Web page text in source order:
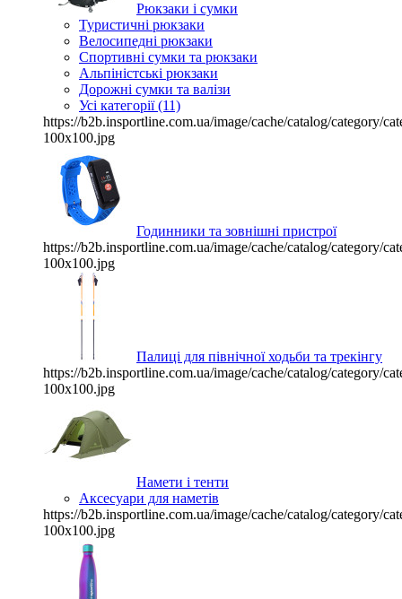
Рюкзаки і сумки
Туристичні рюкзаки
Велосипедні рюкзаки
Спортивні сумки та рюкзаки
Альпіністські рюкзаки
Дорожні сумки та валізи
Усі категорії (11)
https://b2b.insportline.com.ua/image/cache/catalog/category/
100x100.jpg
Годинники та зовнішні пристрої
https://b2b.insportline.com.ua/image/cache/catalog/category/
100x100.jpg
Палиці для північної ходьби та трекінгу
https://b2b.insportline.com.ua/image/cache/catalog/category/
100x100.jpg
Намети і тенти
Аксесуари для наметів
https://b2b.insportline.com.ua/image/cache/catalog/category/
100x100.jpg